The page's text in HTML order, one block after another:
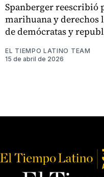
Spanberger reescribió
marihuana y derechos
de demócratas y
EL TIEMPO LATINO TEAM
15 de abril de 2026